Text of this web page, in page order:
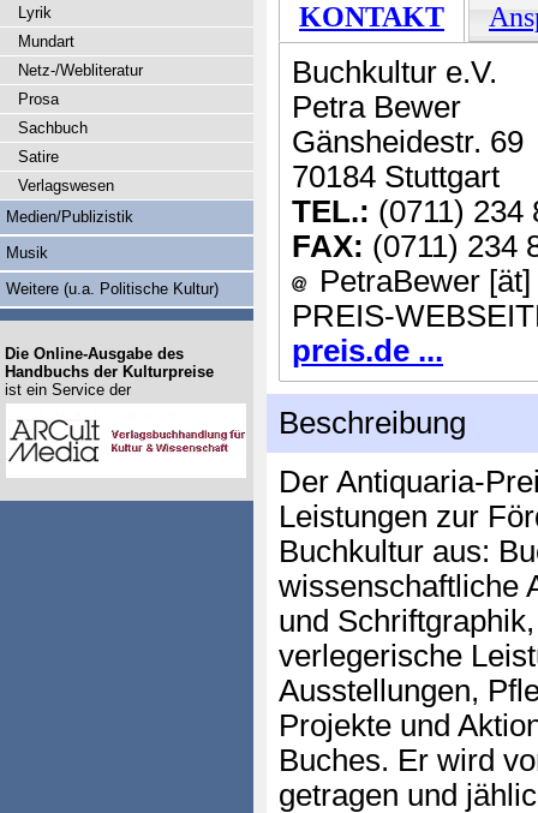
KONTAKT
Buchkultur e.V.
Petra Bewer
Gänsheidestr. 69
70184 Stuttgart
TEL.: (0711) 234
FAX: (0711) 234
PetraBewer
PREIS-
preis.de ...
Beschreibung
Der Antiquaria-
Leistungen zur
Buchkultur aus:
wissenschaftliche
und
verlegerische
Ausstellungen,
Projekte und
Buches. Er wird
getragen und
Lyrik
Mundart
Netz-/Webliteratur
Prosa
Sachbuch
Satire
Verlagswesen
Medien/Publizistik
Musik
Weitere (u.a. Politische Kultur)
Die Online-Ausgabe des
Handbuchs der Kulturpreise
ist ein Service der